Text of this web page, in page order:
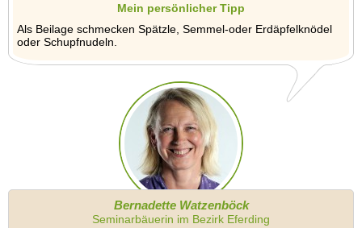
Mein persönlicher Tipp
Als Beilage schmecken Spätzle, Semmel-oder Erdäpfelknödel
oder Schupfnudeln.
Bernadette Watzenböck
Seminarbäuerin im Bezirk Eferding